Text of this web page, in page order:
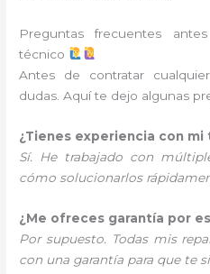
Preguntas frecuentes
técnico
Antes de contratar
dudas. Aquí te dejo algunas
¿Tienes experiencia con
Sí. He trabajado con
cómo solucionarlos
¿Me ofreces garantía por
Por supuesto. Todas mis
con una garantía para que te